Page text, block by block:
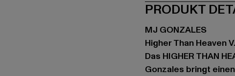
PRODUKT
MJ GONZALES
Higher Than Heaven
Das HIGHER THAN
Gonzales bringt